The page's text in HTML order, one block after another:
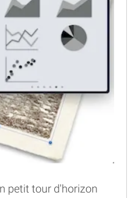
petit tour d'horizon